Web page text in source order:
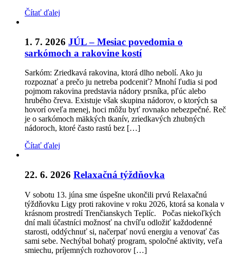
Čítať ďalej
1. 7. 2026 JÚL – Mesiac povedomia o
sarkómoch a rakovine kostí
Sarkóm: Zriedkavá rakovina, ktorá dlho nebolí. Ako ju
rozpoznať a prečo ju netreba podceniť? Mnohí ľudia si pod
pojmom rakovina predstavia nádory prsníka, pľúc alebo
hrubého čreva. Existuje však skupina nádorov, o ktorých sa
hovorí oveľa menej, hoci môžu byť rovnako nebezpečné. Reč
je o sarkómoch mäkkých tkanív, zriedkavých zhubných
nádoroch, ktoré často rastú bez […]
Čítať ďalej
22. 6. 2026 Relaxačná týždňovka
V sobotu 13. júna sme úspešne ukončili prvú Relaxačnú
týždňovku Ligy proti rakovine v roku 2026, ktorá sa konala v
krásnom prostredí Trenčianskych Teplíc. Počas niekoľkých
dní mali účastníci možnosť na chvíľu odložiť každodenné
starosti, oddýchnuť si, načerpať novú energiu a venovať čas
sami sebe. Nechýbal bohatý program, spoločné aktivity, veľa
smiechu, príjemných rozhovorov […]